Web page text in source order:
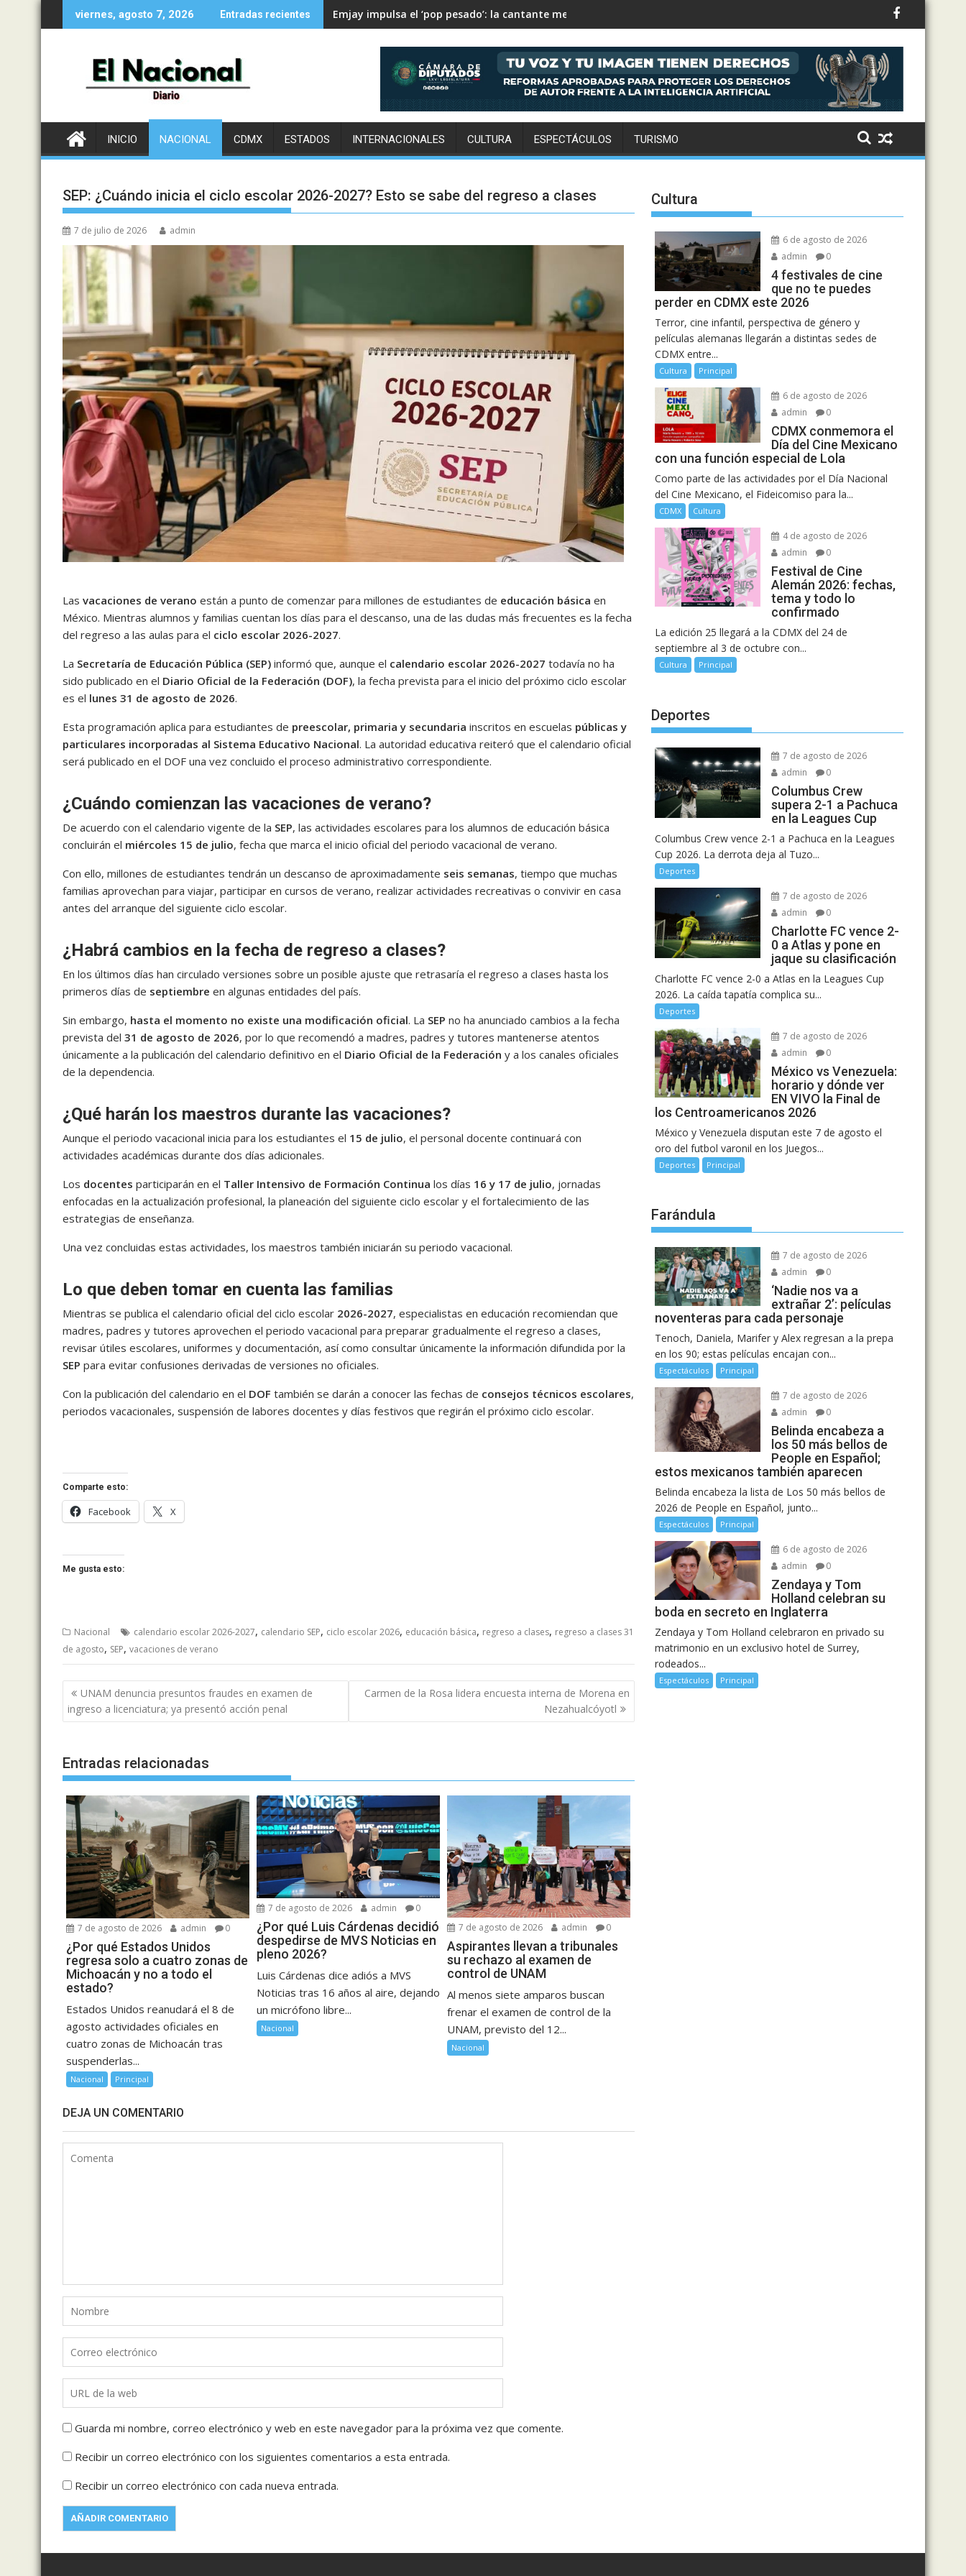
al
viernes, agosto 7, 2026 Entradas recientes Columbus Crew supera 2-1 a Pachuca en la Leagues Cup
INICIO NACIONAL CDMX ESTADOS INTERNACIONALES CULTURA ESPECTÁCULOS TURISMO
SEP: ¿Cuándo inicia el ciclo escolar 2026-2027? Esto se sabe del regreso a clases
7 de julio de 2026 admin
Las vacaciones de verano están a punto de comenzar para millones de estudiantes de educación básica en
México. Mientras alumnos y familias cuentan los días para el descanso, una de las dudas más frecuentes es la fecha
del regreso a las aulas para el ciclo escolar 2026-2027.
La Secretaría de Educación Pública (SEP) informó que, aunque el calendario escolar 2026-2027 todavía no ha
sido publicado en el Diario Oficial de la Federación (DOF), la fecha prevista para el inicio del próximo ciclo escolar
es el lunes 31 de agosto de 2026.
Esta programación aplica para estudiantes de preescolar, primaria y secundaria inscritos en escuelas públicas y
particulares incorporadas al Sistema Educativo Nacional. La autoridad educativa reiteró que el calendario oficial
será publicado en el DOF una vez concluido el proceso administrativo correspondiente.
¿Cuándo comienzan las vacaciones de verano?
De acuerdo con el calendario vigente de la SEP, las actividades escolares para los alumnos de educación básica
concluirán el miércoles 15 de julio, fecha que marca el inicio oficial del periodo vacacional de verano.
Con ello, millones de estudiantes tendrán un descanso de aproximadamente seis semanas, tiempo que muchas
familias aprovechan para viajar, participar en cursos de verano, realizar actividades recreativas o convivir en casa
antes del arranque del siguiente ciclo escolar.
¿Habrá cambios en la fecha de regreso a clases?
En los últimos días han circulado versiones sobre un posible ajuste que retrasaría el regreso a clases hasta los
primeros días de septiembre en algunas entidades del país.
Sin embargo, hasta el momento no existe una modificación oficial. La SEP no ha anunciado cambios a la fecha
prevista del 31 de agosto de 2026, por lo que recomendó a madres, padres y tutores mantenerse atentos
únicamente a la publicación del calendario definitivo en el Diario Oficial de la Federación y a los canales oficiales
de la dependencia.
¿Qué harán los maestros durante las vacaciones?
Aunque el periodo vacacional inicia para los estudiantes el 15 de julio, el personal docente continuará con
actividades académicas durante dos días adicionales.
Los docentes participarán en el Taller Intensivo de Formación Continua los días 16 y 17 de julio, jornadas
enfocadas en la actualización profesional, la planeación del siguiente ciclo escolar y el fortalecimiento de las
estrategias de enseñanza.
Una vez concluidas estas actividades, los maestros también iniciarán su periodo vacacional.
Lo que deben tomar en cuenta las familias
Mientras se publica el calendario oficial del ciclo escolar 2026-2027, especialistas en educación recomiendan que
madres, padres y tutores aprovechen el periodo vacacional para preparar gradualmente el regreso a clases,
revisar útiles escolares, uniformes y documentación, así como consultar únicamente la información difundida por la
SEP para evitar confusiones derivadas de versiones no oficiales.
Con la publicación del calendario en el DOF también se darán a conocer las fechas de consejos técnicos escolares,
periodos vacacionales, suspensión de labores docentes y días festivos que regirán el próximo ciclo escolar.
Comparte esto:
Facebook X
Me gusta esto:
Nacional calendario escolar 2026-2027, calendario SEP, ciclo escolar 2026, educación básica, regreso a clases, regreso a clases 31
de agosto, SEP, vacaciones de verano
Navegación
de
entradas
UNAM denuncia presuntos fraudes en examen de
ingreso a licenciatura; ya presentó acción penal
Carmen de la Rosa lidera encuesta interna de Morena en
Nezahualcóyotl
Entradas relacionadas
7 de agosto de 2026 admin 0
¿Por qué Estados Unidos
regresa solo a cuatro zonas de
Michoacán y no a todo el
estado?
Estados Unidos reanudará el 8 de
agosto actividades oficiales en
cuatro zonas de Michoacán tras
suspenderlas...
Nacional Principal
7 de agosto de 2026 admin 0
¿Por qué Luis Cárdenas decidió
despedirse de MVS Noticias en
pleno 2026?
Luis Cárdenas dice adiós a MVS
Noticias tras 16 años al aire, dejando
un micrófono libre...
Nacional
7 de agosto de 2026 admin 0
Aspirantes llevan a tribunales
su rechazo al examen de
control de UNAM
Al menos siete amparos buscan
frenar el examen de control de la
UNAM, previsto del 12...
Nacional
DEJA UN COMENTARIO
Guarda mi nombre, correo electrónico y web en este navegador para la próxima vez que comente.
Recibir un correo electrónico con los siguientes comentarios a esta entrada.
Recibir un correo electrónico con cada nueva entrada.
Cultura
6 de agosto de 2026
admin
0
4 festivales de cine
que no te puedes
perder en CDMX este 2026
Terror, cine infantil, perspectiva de género y
películas alemanas llegarán a distintas sedes de
CDMX entre...
Cultura Principal
6 de agosto de 2026
admin
0
CDMX conmemora el
Día del Cine Mexicano
con una función especial de Lola
Como parte de las actividades por el Día Nacional
del Cine Mexicano, el Fideicomiso para la...
CDMX Cultura
4 de agosto de 2026
admin
0
Festival de Cine
Alemán 2026: fechas,
tema y todo lo
confirmado
La edición 25 llegará a la CDMX del 24 de
septiembre al 3 de octubre con...
Cultura Principal
Deportes
7 de agosto de 2026
admin
0
Columbus Crew
supera 2-1 a Pachuca
en la Leagues Cup
Columbus Crew vence 2-1 a Pachuca en la Leagues
Cup 2026. La derrota deja al Tuzo...
Deportes
7 de agosto de 2026
admin
0
Charlotte FC vence 2-
0 a Atlas y pone en
jaque su clasificación
Charlotte FC vence 2-0 a Atlas en la Leagues Cup
2026. La caída tapatía complica su...
Deportes
7 de agosto de 2026
admin
0
México vs Venezuela:
horario y dónde ver
EN VIVO la Final de
los Centroamericanos 2026
México y Venezuela disputan este 7 de agosto el
oro del futbol varonil en los Juegos...
Deportes Principal
Farándula
7 de agosto de 2026
admin
0
‘Nadie nos va a
extrañar 2’: películas
noventeras para cada personaje
Tenoch, Daniela, Marifer y Alex regresan a la prepa
en los 90; estas películas encajan con...
Espectáculos Principal
7 de agosto de 2026
admin
0
Belinda encabeza a
los 50 más bellos de
People en Español;
estos mexicanos también aparecen
Belinda encabeza la lista de Los 50 más bellos de
2026 de People en Español, junto...
Espectáculos Principal
6 de agosto de 2026
admin
0
Zendaya y Tom
Holland celebran su
boda en secreto en Inglaterra
Zendaya y Tom Holland celebraron en privado su
matrimonio en un exclusivo hotel de Surrey,
rodeados...
Espectáculos Principal